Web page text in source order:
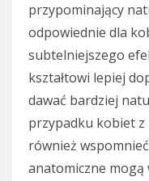
przypominający
odpowiednie dla
subtelniejszego
kształtowi lepiej
dawać bardziej
przypadku kobiet z
również
anatomiczne mogą